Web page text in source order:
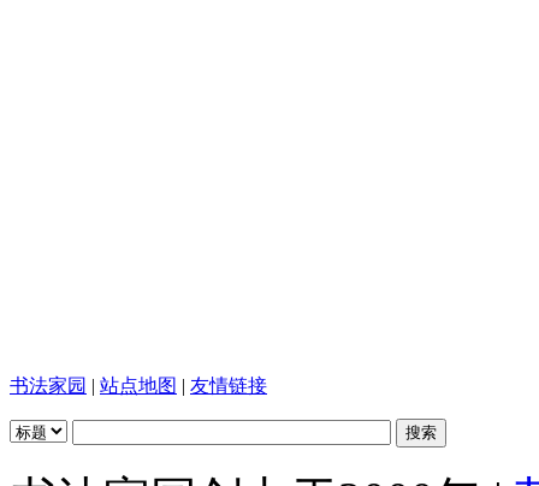
书法家园 | 站点地图 | 友情链接